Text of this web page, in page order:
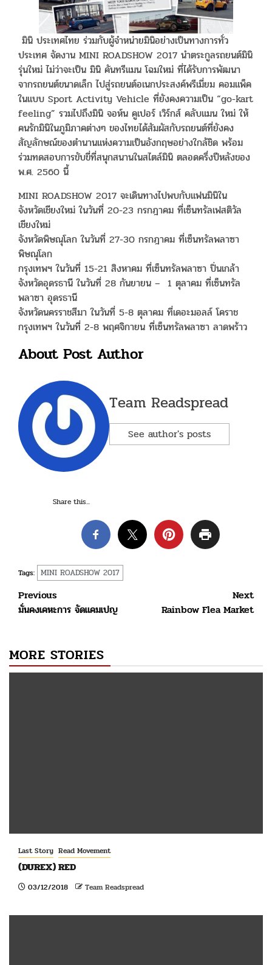
มินิ ประเทศไทย ร่วมกับผู้จำหน่ายมินิอย่างเป็นทางการทั่ว
ประเทศ จัดงาน MINI ROADSHOW 2017 นำตระกูลรถยนต์มินิ
รุ่นใหม่ ไม่ว่าจะเป็น มินิ คันทรีแมน โฉมใหม่ ที่ได้รับการพัฒนา
จากรถยนต์ขนาดเล็ก ไปสู่รถยนต์อเนกประสงค์พรีเมี่ยม คอมแพ็ค
ในแบบ Sport Activity Vehicle ที่ยังคงความเป็น “go-kart
feeling” รวมไปถึงมินิ จอห์น คูเปอร์ เวิร์กส์ คลับแมน ใหม่ ให้
คนรักมินิในภูมิภาคต่างๆ ของไทยได้สัมผัสกับรถยนต์ที่ยังคง
สัญลักษณ์ของตำนานแห่งความเป็นอังกฤษอย่างใกล้ชิด พร้อม
ร่วมทดสอบการขับขี่ที่สนุกสนานในสไตล์มินิ ตลอดครึ่งปีหลังของ
พ.ศ. 2560 นี้
MINI ROADSHOW 2017 จะเดินทางไปพบกับแฟนมินิใน
จังหวัดเชียงใหม่ ในวันที่ 20-23 กรกฎาคม ที่เซ็นทรัลเฟสติวัล
เชียงใหม่
จังหวัดพิษณุโลก ในวันที่ 27-30 กรกฎาคม ที่เซ็นทรัลพลาซา
พิษณุโลก
กรุงเทพฯ ในวันที่ 15-21 สิงหาคม ที่เซ็นทรัลพลาซา ปิ่นเกล้า
จังหวัดอุดรธานี ในวันที่ 28 กันยายน – 1 ตุลาคม ที่เซ็นทรัล
พลาซา อุดรธานี
จังหวัดนครราชสีมา ในวันที่ 5-8 ตุลาคม ที่เดอะมอลล์ โคราช
กรุงเทพฯ ในวันที่ 2-8 พฤศจิกายน ที่เซ็นทรัลพลาซา ลาดพร้าว
About Post Author
Team Readspread
See author's posts
Share this...
Tags: MINI ROADSHOW 2017
Post
navigation
Previous
มั่นคงเคหะการ จัดแคมเปญ
Next
Rainbow Flea Market
MORE STORIES
Last Story Read Movement
(DUREX) RED
03/12/2018 Team Readspread